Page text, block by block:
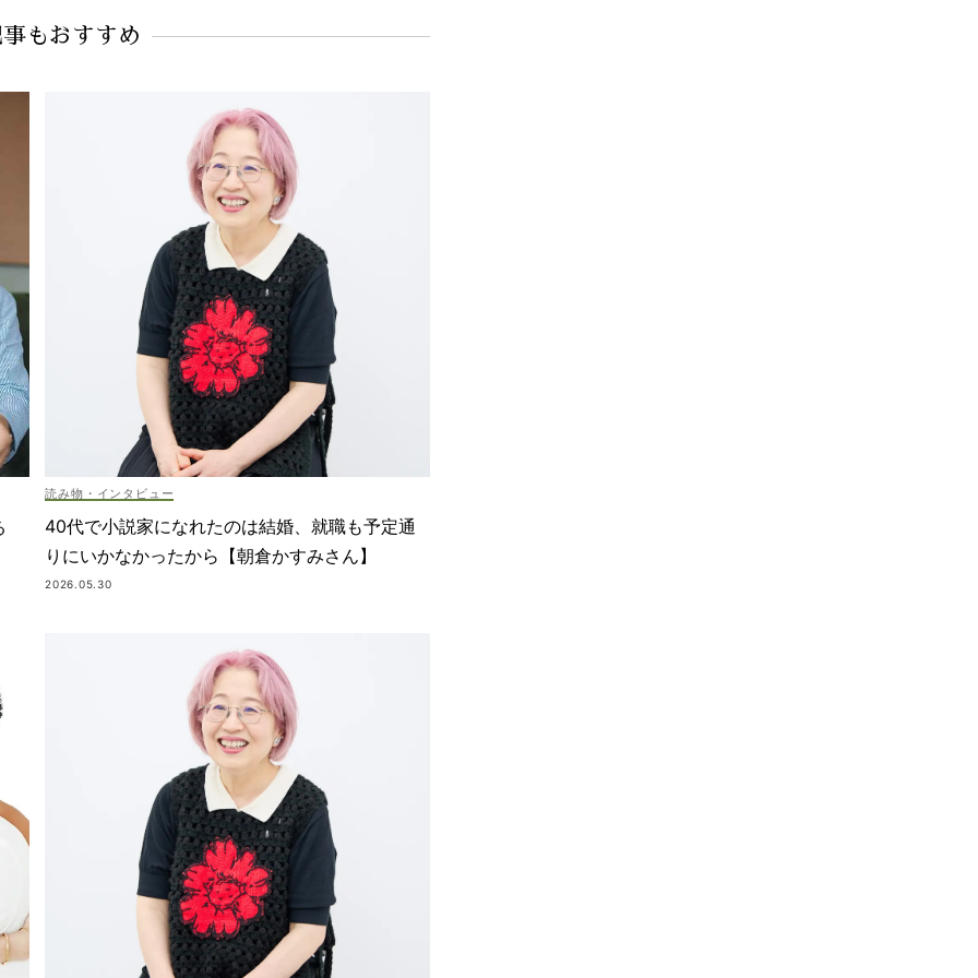
もおすすめ
読み物・インタビュー
40代で小説家になれたのは結婚、就職も予定通
りにいかなかったから【朝倉かすみさん】
2026.05.30